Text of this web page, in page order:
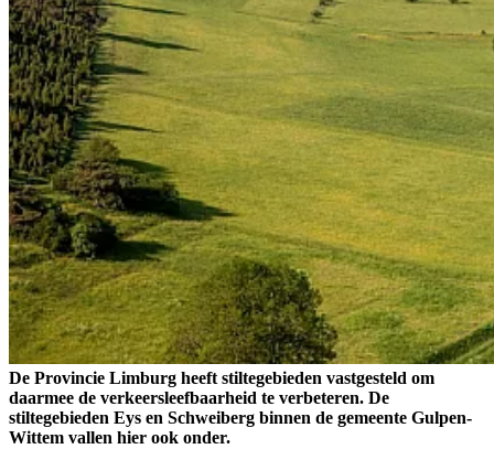
De Provincie Limburg heeft stiltegebieden vastgesteld om
daarmee de verkeersleefbaarheid te verbeteren. De
stiltegebieden Eys en Schweiberg binnen de gemeente Gulpen-
Wittem vallen hier ook onder.